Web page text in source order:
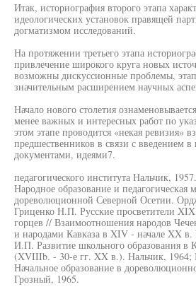
Итак, историография второго этапа
идеологических установок правящей
догматизмом исследований.
На протяжении третьего этапа
привлечение широкого круга новых
возможны дискуссионные проблемы, этап
значительным расширением научных
Начало нового столетия
менее важных и интересных работ по
этом этапе проводится «некая ревизия»
предшественников в связи с введением
документами, идеями7.
педагогического института Нальчик,
Народное образование и педагогическая
дореволюционной Северной Осетии.
Гриценко Н.П. Русские просветители XIX
горцев // Взаимоотношения народов
и народами Кавказа в XIV - начале XX в.
И.П. Развитие школьного образования в
(XVIIIb. - 30-е гг. XX в.). Нальчик, 1964;
Начальное образование в
Грозный, 1965.